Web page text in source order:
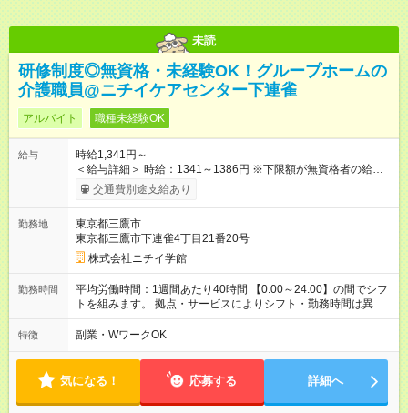
未読
研修制度◎無資格・未経験OK！グループホームの
介護職員@ニチイケアセンター下連雀
アルバイト 職種未経験OK
給与
時給1,341円～
＜給与詳細＞ 時給：1341～1386円 ※下限額が無資格者の給与
です。 【試用期間】試用期間あり 試用期間の長さ：3ヶ月 雇用
形態、給与は本採用時と同じです。
交通費別途支給あり
勤務地
東京都三鷹市
東京都三鷹市下連雀4丁目21番20号
株式会社ニチイ学館
勤務時間
平均労働時間：1週間あたり40時間 【0:00～24:00】の間でシフ
トを組みます。 拠点・サービスによりシフト・勤務時間は異な
ります。 ＜シフト例＞ 早番：7:30～16:30 日勤：9:00～18:00
遅番：10:30～19:30 夜勤：16:30～翌9:30 ※上記は一例です。
たり40時間 【0:00～24:00】の間でシフトを組みます。 拠点・
サービスによりシフト・勤務時間は異なります。 ＜シフト例＞
早番：7:30～16:30 日勤：9:00～18:00 遅番：10:30～19:30 夜
勤：16:30～翌9:30 ※上記は一例です。 ※勤務日数や時間帯はご
特徴 副業・WワークOK
気になる！ 応募する 詳細へ